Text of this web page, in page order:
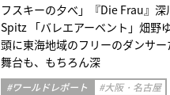
フスキーの夕べ」『Die Frau』
Spitz 「バレエアーベント」畑野
頭に東海地域のフリーのダンサ
舞台も、もちろん深
#ワールドレポート #大阪・名古屋